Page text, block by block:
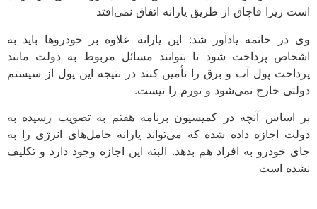
است زیرا قاچاق از طریق یارانه اتفاق نمی‌افتد
وی در خاتمه یادآور شد: این یارانه علاوه بر خودروها باید به
اشخاص پرداخت شود تا بتوانند مسائل مربوط به دولت مانند
پرداخت پول آب و برق را تأمین کنند در نتیجه این پول از سیستم
دولتی خارج نمی‌شود و تورم زا نیست.
بر اساس آنچه در کمیسیون برنامه هفتم به تصویب رسیده به
دولت اجازه داده شده که می‌تواند یارانه حامل‌های انرژی را به
جای خودرو به افراد هم بدهد. البته این اجازه وجود دارد و تکلیف
نشده است